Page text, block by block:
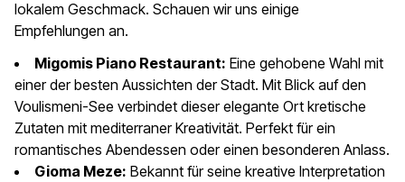
lokalem Geschmack. Schauen wir uns einige
Empfehlungen an.
Migomis Piano Restaurant: Eine gehobene Wahl mit
einer der besten Aussichten der Stadt. Mit Blick auf den
Voulismeni-See verbindet dieser elegante Ort kretische
Zutaten mit mediterraner Kreativität. Perfekt für ein
romantisches Abendessen oder einen besonderen Anlass.
Gioma Meze: Bekannt für seine kreative Interpretation